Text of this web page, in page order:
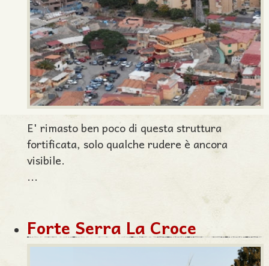
E' rimasto ben poco di questa struttura
fortificata, solo qualche rudere è ancora
visibile.
...
Forte Serra La Croce